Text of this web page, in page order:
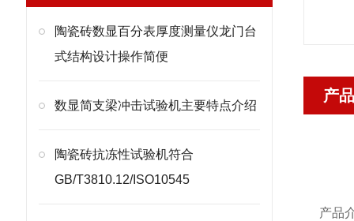
陶瓷砖数显百分表厚度测量仪龙门台
式结构设计操作简便
​数显简支梁冲击试验机主要特点介绍
陶瓷砖抗冻性试验机符合
GB/T3810.12/ISO10545
产
产品